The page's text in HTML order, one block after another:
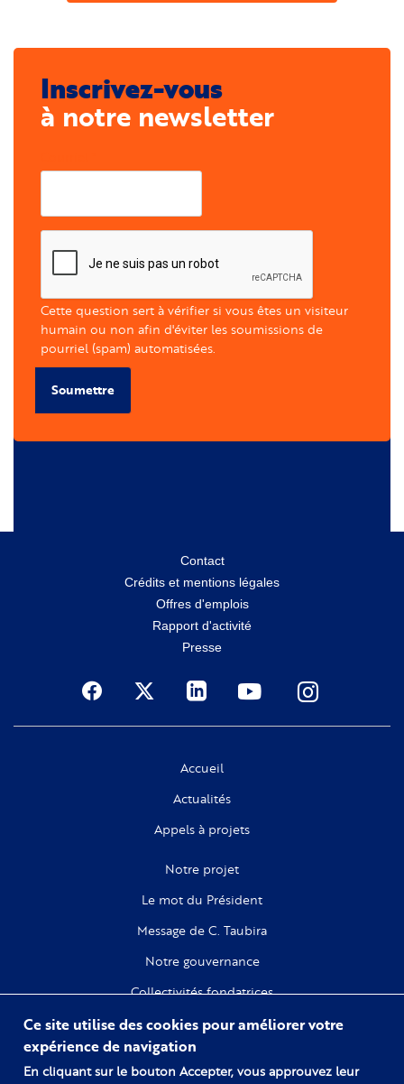
Inscrivez-vous
à notre newsletter
Cette question sert à vérifier si vous êtes un visiteur
humain ou non afin d'éviter les soumissions de
pourriel (spam) automatisées.
Soumettre
Contact
Crédits et mentions légales
Offres d'emplois
Rapport d'activité
Presse
Social
Accueil
Actualités
Appels à projets
Notre projet
Le mot du Président
Message de C. Taubira
Notre gouvernance
Collectivités fondatrices
Recherche
Citoyenneté
Ce site utilise des cookies pour améliorer votre
expérience de navigation
En cliquant sur le bouton Accepter, vous approuvez leur